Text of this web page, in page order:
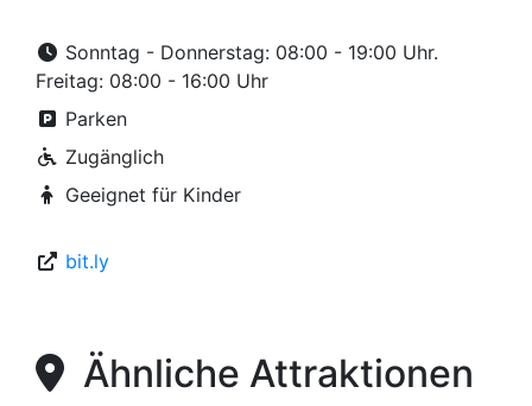
Sonntag - Donnerstag: 08:00 - 19:00 Uhr.
Freitag: 08:00 - 16:00 Uhr
Parken
Zugänglich
Geeignet für Kinder
bit.ly
Ähnliche Attraktionen